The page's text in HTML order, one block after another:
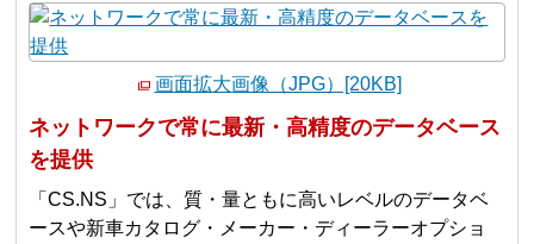
画面拡大画像（JPG）[20KB]
ネットワークで常に最新・高精度のデータベース
を提供
「CS.NS」では、質・量ともに高いレベルのデータベ
ースや新車カタログ・メーカー・ディーラーオプショ